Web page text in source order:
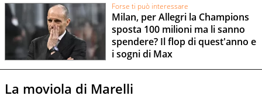
Forse ti può interessare
Milan, per Allegri la Champions
sposta 100 milioni ma li sanno
spendere? Il flop di quest'anno e
i sogni di Max
La moviola di Marelli